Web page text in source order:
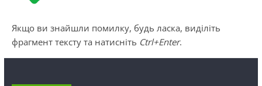
Якщо ви знайшли помилку, будь ласка, виділіть
фрагмент тексту та натисніть Ctrl+Enter.